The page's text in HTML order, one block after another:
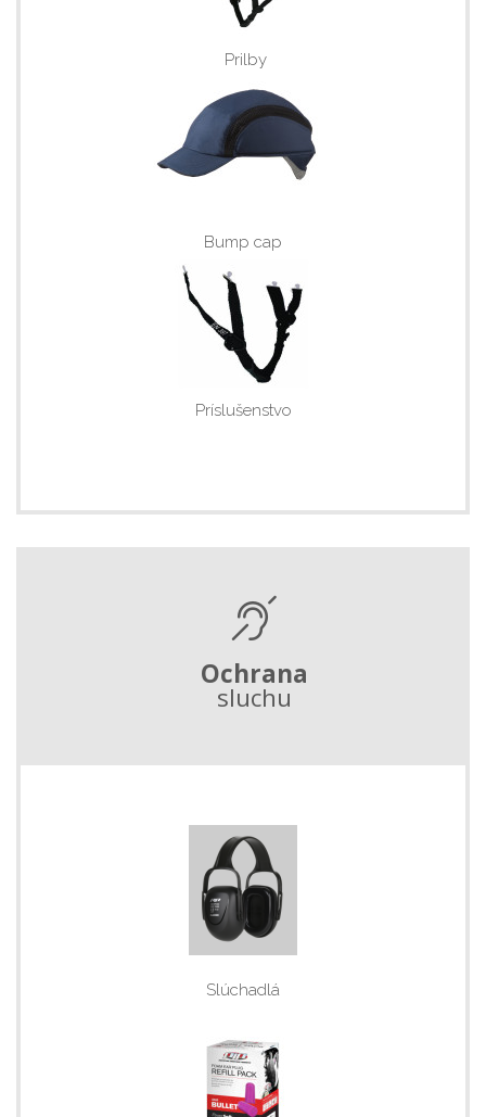
Prilby
Bump cap
Príslušenstvo
Ochrana
sluchu
Slúchadlá